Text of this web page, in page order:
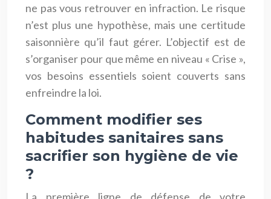
ne pas vous retrouver en infraction. Le risque
n’est plus une hypothèse, mais une certitude
saisonnière qu’il faut gérer. L’objectif est de
s’organiser pour que même en niveau « Crise »,
vos besoins essentiels soient couverts sans
enfreindre la loi.
Comment modifier ses
habitudes sanitaires sans
sacrifier son hygiène de vie
?